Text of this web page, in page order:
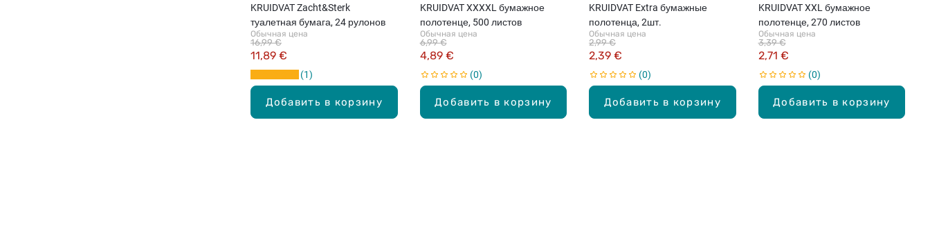
Добавить в корзину
KRUIDVAT Zacht&Sterk
туалетная бумага, 24 рулонов
Обычная цена
11,89 €
16,99 €
1
Добавить в корзину
KRUIDVAT XXXXL бумажное
полотенце, 500 листов
Обычная цена
4,89 €
6,99 €
0
Добавить в корзину
KRUIDVAT Extra бумажные
полотенца, 2шт.
Обычная цена
2,39 €
2,99 €
0
Добавить в корзину
KRUIDVAT XXL бумажное
полотенце, 270 листов
Обычная цена
2,71 €
3,39 €
0